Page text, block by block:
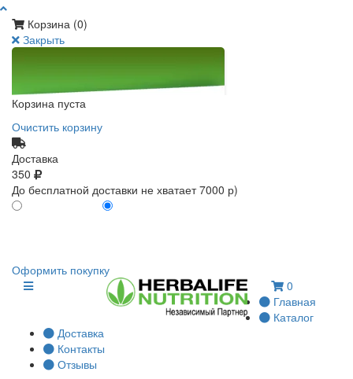
Корзина (0)
Закрыть
Корзина пуста
Очистить корзину
Доставка
350
До бесплатной доставки не хватает 7000 р)
Оформить покупку
0
Главная
Каталог
Доставка
Контакты
Отзывы